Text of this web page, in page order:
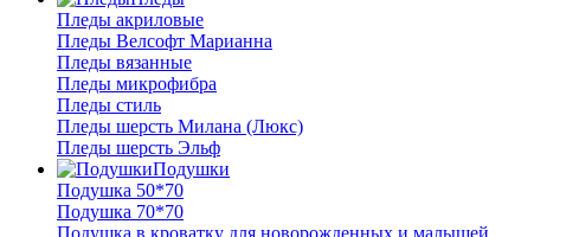
Пледы акриловые
Пледы Велсофт Марианна
Пледы вязанные
Пледы микрофибра
Пледы стиль
Пледы шерсть Милана (Люкс)
Пледы шерсть Эльф
Подушки
Подушка 50*70
Подушка 70*70
Подушка в кроватку для новорожденных и малышей